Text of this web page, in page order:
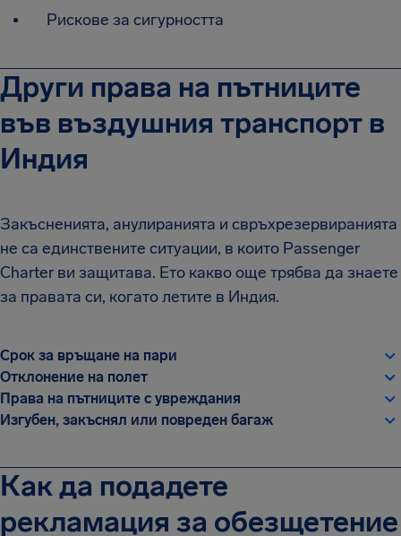
Рискове за сигурността
Други права на пътниците
във въздушния транспорт в
Индия
Закъсненията, анулиранията и свръхрезервиранията
не са единствените ситуации, в които Passenger
Charter ви защитава. Ето какво още трябва да знаете
за правата си, когато летите в Индия.
Срок за връщане на пари
Отклонение на полет
Права на пътниците с увреждания
Изгубен, закъснял или повреден багаж
Как да подадете
рекламация за обезщетение